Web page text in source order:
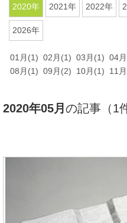
048-477-7331
2020年 2021年 2022年
2026年
01月(1) 02月(1) 03月(1) 04
08月(1) 09月(2) 10月(1) 11
2020年05月 の記事（1